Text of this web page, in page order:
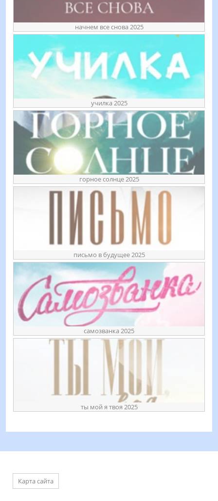
начнем все снова 2025
училка 2025
горное солнце 2025
письмо в будущее 2025
самозванка 2025
ты мой я твоя 2025
Карта сайта